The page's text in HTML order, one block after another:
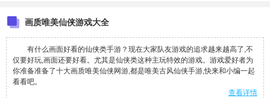
画质唯美仙侠游戏大全
有什么画面好看的仙侠类手游？现在大家队友游戏的追求越来越高了,不
仅要好玩,画面还要好看。尤其是仙侠类这种主玩特效的游戏。游戏爱好者为
你准备准备了十大画质唯美仙侠网游,都是唯美古风仙侠手游,快来和小编一起
看看吧。
查看详情